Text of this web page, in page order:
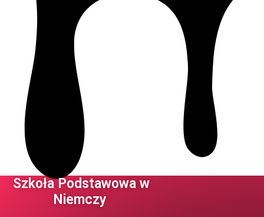
Szkoła Podstawowa w
Niemczy ​